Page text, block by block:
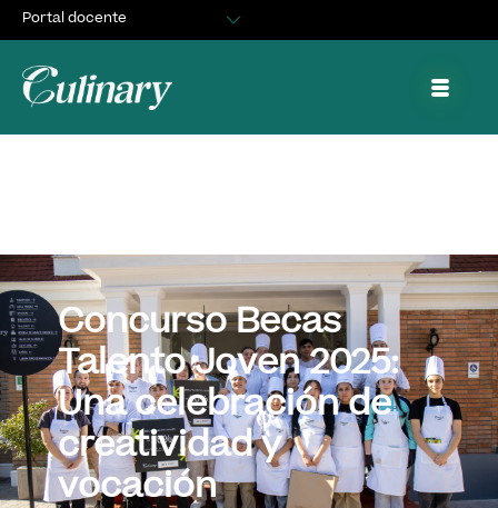
Portal docente
Portal de trabajo y prácticas
Concurso Becas
Talento Joven 2025:
Una celebración de
creatividad y
vocación